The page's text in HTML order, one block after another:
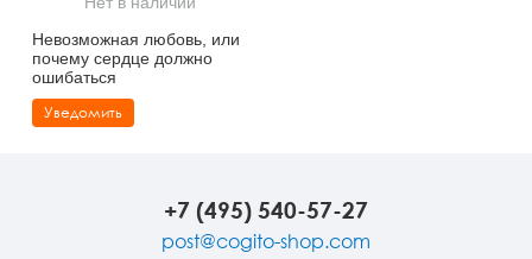
Сказкотерапия
Другие направления психотерапии
Психофизиология
Социальная психология
Учебная литература
Классический и юнгианский психоанализ
Невозможная любовь, или
почему сердце должно
ошибаться
Уведомить
+7 (495) 540-57-27
post@cogito-shop.com